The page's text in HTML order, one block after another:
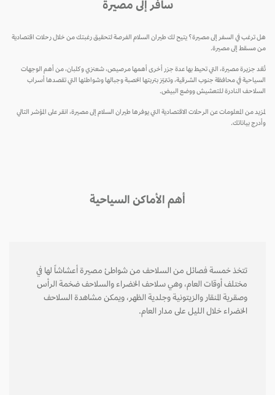
سافر إلى مصيرة
هل ترغب في السفر إلى مصيرة؟ يتيح لك طيران السلام الفرصة لتحقيق رغبتك من خلال رحلات اقتصادية
من مسقط إلى مصيرة.
تُعّد جزيرة مصيرة، التي تحيط بها عدة جزر أخرى أهمها مرصيص، شعنزي وكلبان، من أهم الوجهات
السياحية في محافظة جنوب الشرقية، وتتميّز بتربتها الخصبة وجبالها وشواطئها التي تقصدها أسراب
السلاحف النادرة للتعشيش ووضع البيض.
لمزيد من المعلومات عن الرحلات الاقتصادية التي يوفرها طيران السلام إلى مصيرة، انقر على المؤشر التالي
وأدرج بياناتك.
أهم الأماكن السياحية
تتخذ خمسة فصائل من السلاحف من شواطئ مصيرة أعشاشاً لها في
مختلف أوقات العام، وهي سلاحف الخضراء والسلاحف ضخمة الرأس
وصقرية المنقار والزيتونية وجلدية الظهر، ويمكن مشاهدة السلاحف
الخضراء خلال الليل على مدار العام.